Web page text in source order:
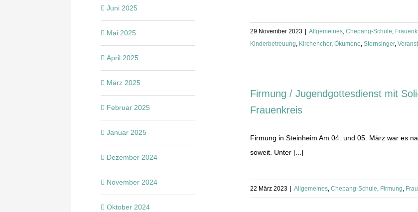
29 November 2023 Allgemeines, Chepang-Schule,
Kinderbetreuung, Kirchenchor, Ökumene, Sternsinger,
Firmung / Jugendgottesdienst mit
Frauenkreis
Firmung in Steinheim Am 04. und 05. März war es
soweit. Unter [...]
22 März 2023 Allgemeines, Chepang-Schule, Firmung,
Juni 2025
Mai 2025
April 2025
März 2025
Februar 2025
Januar 2025
Dezember 2024
November 2024
Oktober 2024